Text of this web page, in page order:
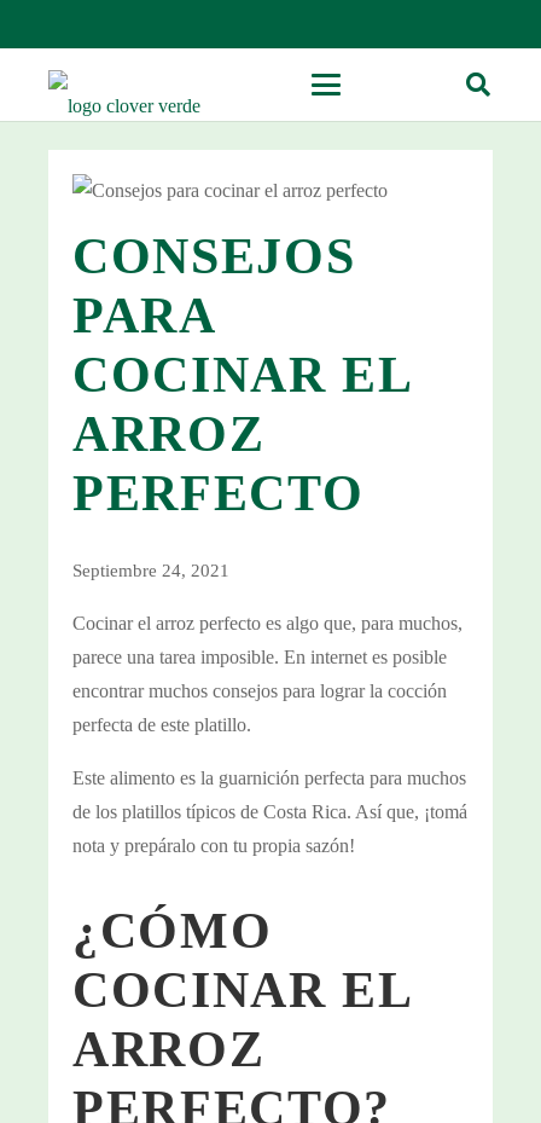
CONSEJOS
PARA
COCINAR EL
ARROZ
PERFECTO
Septiembre 24, 2021
Cocinar el arroz perfecto es algo que, para muchos,
parece una tarea imposible. En internet es posible
encontrar muchos consejos para lograr la cocción
perfecta de este platillo.
Este alimento es la guarnición perfecta para muchos
de los platillos típicos de Costa Rica. Así que, ¡tomá
nota y prepáralo con tu propia sazón!
¿CÓMO
COCINAR EL
ARROZ
PERFECTO?